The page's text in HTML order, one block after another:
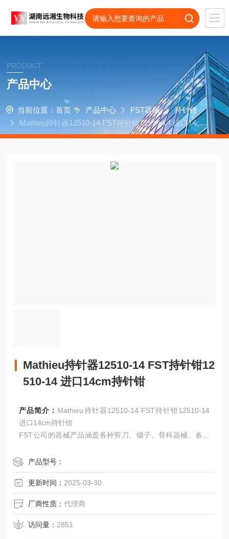
PRODUCT
产品中心
当前位置： 首页 产品中心 FST器械
持针钳
Mathieu持针器12510-14 FST持针钳12510-14 进口14cm
持针钳
Mathieu持针器12510-14 FST持针钳12
510-14 进口14cm持针钳
产品简介： Mathieu持针器12510-14 FST持针钳12510-14
进口14cm持针钳
FST公司的器械产品涵盖各种剪刀、镊子、骨科器械、各种
备、伤口缝合相关的器械。
产品型号：
更新时间： 2025-03-30
厂商性质：代理商
访问量： 2851